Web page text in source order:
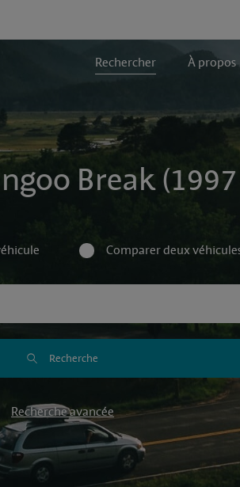
Rechercher À propos
Break
Comparer deux
Recherche
Recherche avancée